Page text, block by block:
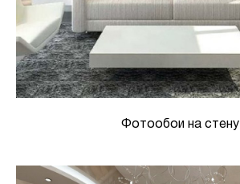
Фотообои на стену